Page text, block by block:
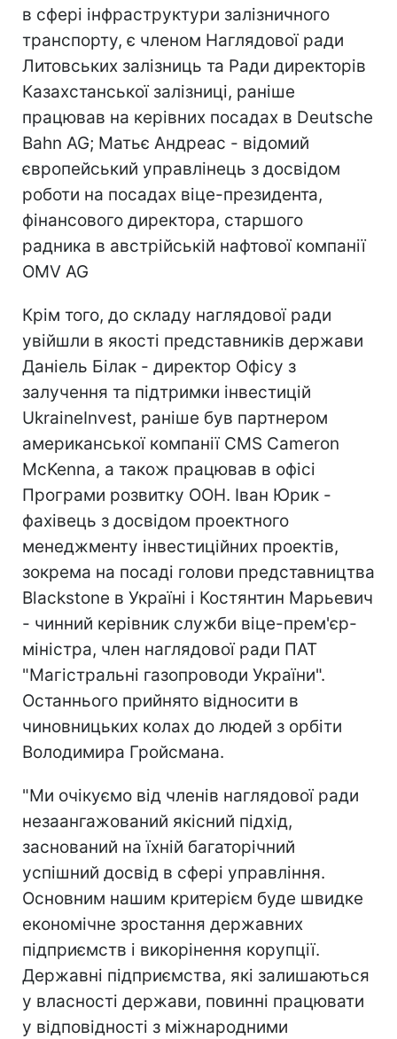
в сфері інфраструктури залізничного
транспорту, є членом Наглядової ради
Литовських залізниць та Ради директорів
Казахстанської залізниці, раніше
працював на керівних посадах в Deutsche
Bahn AG; Матьє Андреас - відомий
європейський управлінець з досвідом
роботи на посадах віце-президента,
фінансового директора, старшого
радника в австрійській нафтової компанії
OMV AG
Крім того, до складу наглядової ради
увійшли в якості представників держави
Даніель Білак - директор Офісу з
залучення та підтримки інвестицій
UkraineInvest, раніше був партнером
американської компанії CMS Cameron
McKenna, а також працював в офісі
Програми розвитку ООН. Іван Юрик -
фахівець з досвідом проектного
менеджменту інвестиційних проектів,
зокрема на посаді голови представництва
Blackstone в Україні і Костянтин Марьевич
- чинний керівник служби віце-прем'єр-
міністра, член наглядової ради ПАТ
"Магістральні газопроводи України".
Останнього прийнято відносити в
чиновницьких колах до людей з орбіти
Володимира Гройсмана.
"Ми очікуємо від членів наглядової ради
незаангажований якісний підхід,
заснований на їхній багаторічний
успішний досвід в сфері управління.
Основним нашим критерієм буде швидке
економічне зростання державних
підприємств і викорінення корупції.
Державні підприємства, які залишаються
у власності держави, повинні працювати
у відповідності з міжнародними